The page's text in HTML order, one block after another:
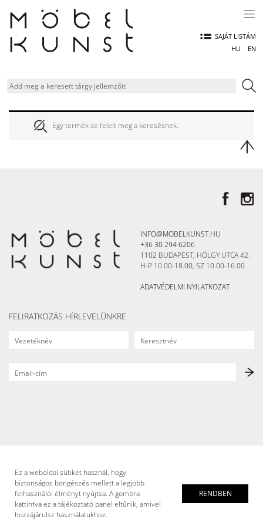
content
SAJÁT LISTÁM
HU
EN
Egy termék se felelt meg a keresésnek.
INFO@MOBELKUNST.HU
+36 30 294 6206
1102 BUDAPEST, HÖLGY UTCA 42.
H-P 10.00-18.00, SZ 10.00-16.00
ADATVÉDELMI NYILATKOZAT
FELIRATKOZÁS HÍRLEVELÜNKRE
Ez a weboldal sütiket használ, hogy
biztonságos böngészés mellett a legjobb
felhasználói élményt nyújtsa. A gombra
kattintva ez a tájékoztató panel eltűnik, amivel
hozzájárulsz használatukhoz.
RENDBEN